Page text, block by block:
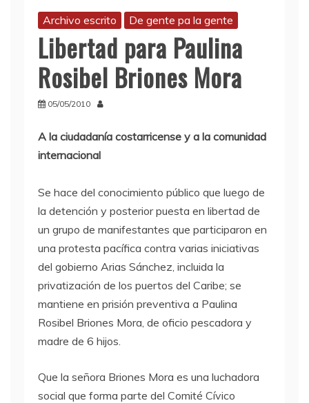
Archivo escrito De gente pa la gente
Libertad para Paulina
Rosibel Briones Mora
05/05/2010
A la ciudadanía costarricense y a la comunidad
internacional
Se hace del conocimiento público que luego de
la detención y posterior puesta en libertad de
un grupo de manifestantes que participaron en
una protesta pacífica contra varias iniciativas
del gobierno Arias Sánchez, incluida la
privatización de los puertos del Caribe; se
mantiene en prisión preventiva a Paulina
Rosibel Briones Mora, de oficio pescadora y
madre de 6 hijos.
Que la señora Briones Mora es una luchadora
social que forma parte del Comité Cívico